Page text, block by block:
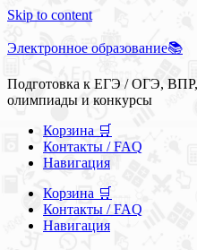
Skip to content
Электронное образование📚
Подготовка к ЕГЭ / ОГЭ,
олимпиады и конкурсы
Корзина 🛒
Контакты / FAQ
Навигация
Корзина 🛒
Контакты / FAQ
Навигация